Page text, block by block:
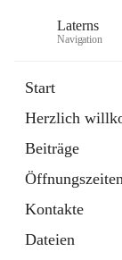
Laterns
Navigation
Start
Herzlich
Beiträge
Kontakte
Dateien
11 Schnellzugriffe
Soziales
1 Schnellzugriff